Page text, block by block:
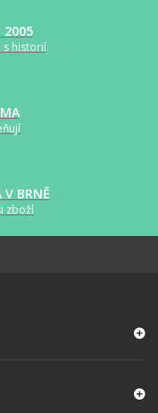
2005
s historií
V BRNĚ
zboží